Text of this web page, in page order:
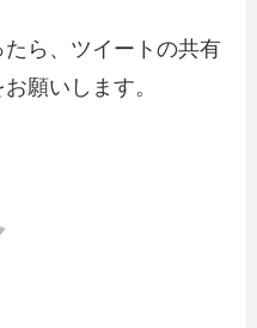
ら、ツイートの共有
願いします。